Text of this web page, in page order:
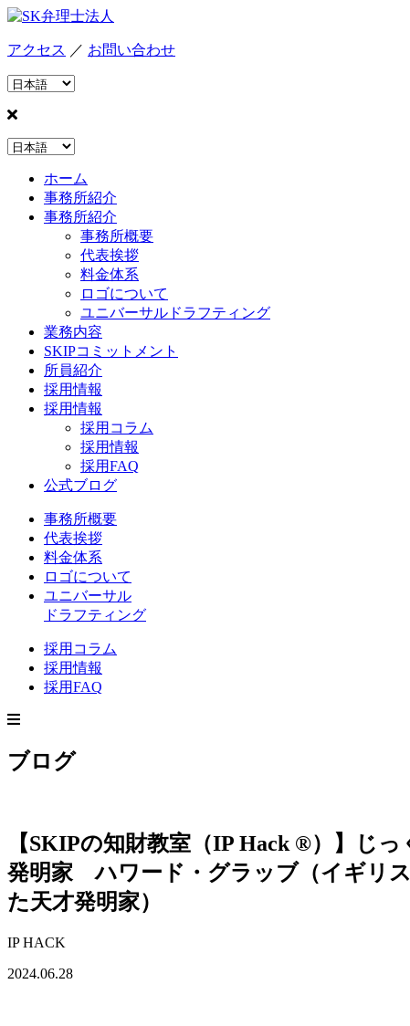
アクセス ／ お問い合わせ
ホーム
事務所紹介
事務所紹介
事務所概要
代表挨拶
料金体系
ロゴについて
ユニバーサルドラフティング
業務内容
SKIPコミットメント
所員紹介
採用情報
採用情報
採用コラム
採用情報
採用FAQ
公式ブログ
事務所概要
代表挨拶
料金体系
ロゴについて
ユニバーサル
ドラフティング
採用コラム
採用情報
採用FAQ
ブログ
【SKIPの知財教室（IP Hack ®）】じ
発明家 ハワード・グラッブ（イギリ
た天才発明家）
IP HACK
2024.06.28